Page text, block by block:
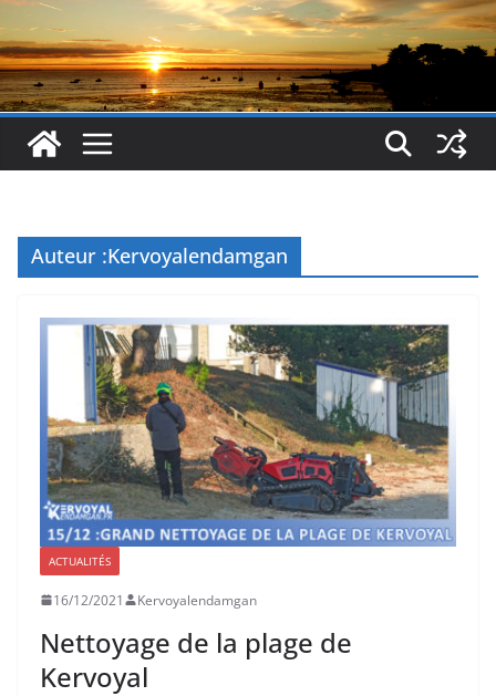
Auteur :Kervoyalendamgan
ACTUALITÉS
16/12/2021 Kervoyalendamgan
Nettoyage de la plage de
Kervoyal